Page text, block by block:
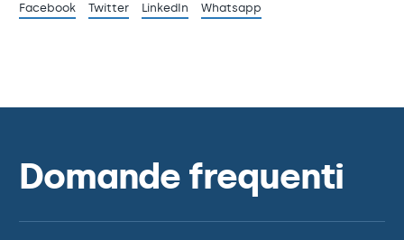
Facebook
Twitter LinkedIn Whatsapp
Domande frequenti